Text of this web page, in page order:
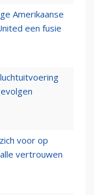
Amerikaanse
een fusie
voor op
vertrouwen